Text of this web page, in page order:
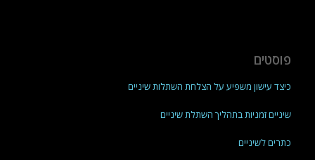
פוסטים
כיצד עישון משפיע על הצלחת השתלות שיניים
שיניים זמניות בתהליך השתלת שיניים
כתרים לשיניים